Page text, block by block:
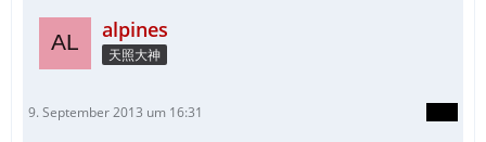
alpines
天照大神
9. September 2013 um 16:31